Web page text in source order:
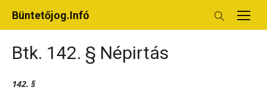
Büntetőjog.Infó
Btk. 142. § Népirtás
142. §